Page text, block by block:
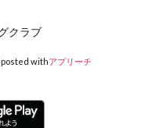
クラブ
posted withアプリーチ